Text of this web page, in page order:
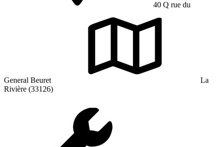
40 Q rue du
General Beuret
La
Rivière (33126)